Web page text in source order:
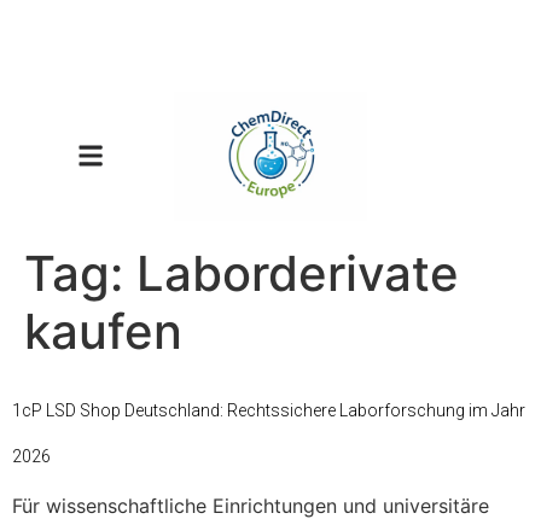
Tag: Laborderivate
kaufen
1cP LSD Shop Deutschland: Rechtssichere Laborforschung im Jahr
2026
Für wissenschaftliche Einrichtungen und universitäre